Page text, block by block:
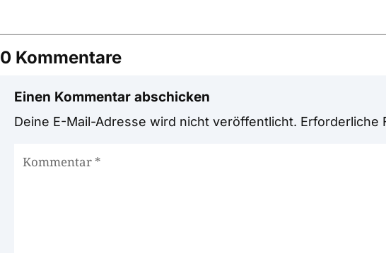
0 Kommentare
Einen Kommentar abschicken
Deine E-Mail-Adresse wird nicht veröffentlicht. Erforderliche